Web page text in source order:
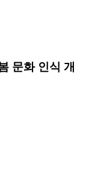
문화 인식 개